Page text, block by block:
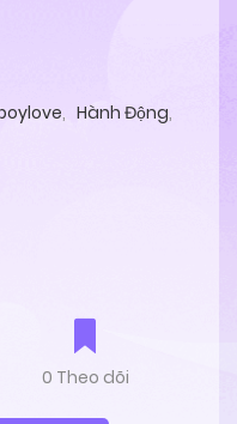
, Hành Động,
0 Theo dõi